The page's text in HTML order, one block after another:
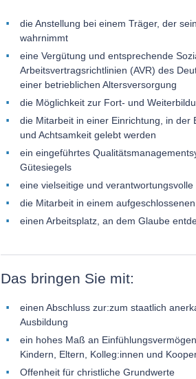
die Anstellung bei einem Träger, der
wahrnimmt
eine Vergütung und entsprechende
Arbeitsvertragsrichtlinien (AVR) des
einer betrieblichen Altersversorgung
die Möglichkeit zur Fort- und
die Mitarbeit in einer Einrichtung, in der
und Achtsamkeit gelebt werden
ein eingeführtes
Gütesiegels
eine vielseitige und verantwort
die Mitarbeit in einem
einen Arbeitsplatz, an dem Glaube
Das bringen Sie mit:
einen Abschluss zur:zum staatlich
Ausbildung
ein hohes Maß an
Kindern, Eltern, Kolleg:innen und
Offenheit für christliche Grundwerte